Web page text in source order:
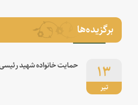
برگزیده‌ها
تیر
۱۳ حمایت خانواده شهید